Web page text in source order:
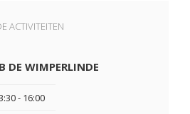
ACTIVITEITEN
DE WIMPERLINDE
- 16:00